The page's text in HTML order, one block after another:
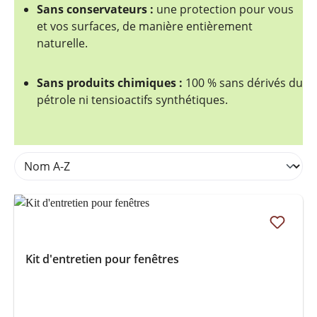
Sans conservateurs : une protection pour vous
et vos surfaces, de manière entièrement
naturelle.
Sans produits chimiques : 100 % sans dérivés du
pétrole ni tensioactifs synthétiques.
Kit d'entretien pour fenêtres